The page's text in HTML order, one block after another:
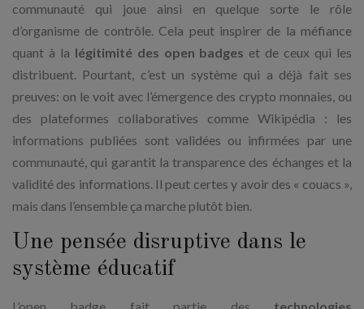
communauté qui joue ainsi en quelque sorte le rôle
d’organisme de contrôle. Cela peut inspirer de la méfiance
quant à la légitimité des open badges et de ceux qui les
distribuent. Pourtant, c’est un système qui a déjà fait ses
preuves: on le voit avec l’émergence des crypto monnaies, ou
des plateformes collaboratives comme Wikipédia : les
informations publiées sont validées ou infirmées par une
communauté, qui garantit la transparence des échanges et la
validité des informations. Il peut certes y avoir des « couacs »,
mais dans l’ensemble ça marche plutôt bien.
Une pensée disruptive dans le
système éducatif